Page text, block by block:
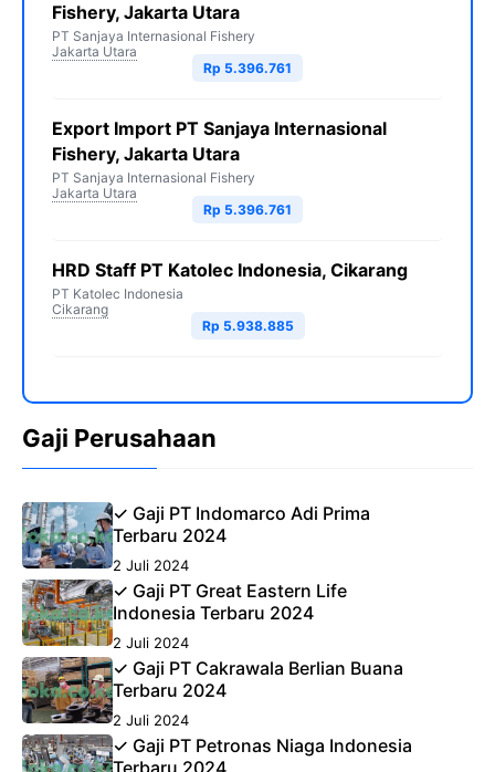
Fishery, Jakarta Utara
PT Sanjaya Internasional Fishery
Jakarta Utara
Rp 5.396.761
Export Import PT Sanjaya Internasional
Fishery, Jakarta Utara
PT Sanjaya Internasional Fishery
Jakarta Utara
Rp 5.396.761
HRD Staff PT Katolec Indonesia, Cikarang
PT Katolec Indonesia
Cikarang
Rp 5.938.885
Gaji Perusahaan
✓ Gaji PT Indomarco Adi Prima
Terbaru 2024
2 Juli 2024
✓ Gaji PT Great Eastern Life
Indonesia Terbaru 2024
2 Juli 2024
✓ Gaji PT Cakrawala Berlian Buana
Terbaru 2024
2 Juli 2024
✓ Gaji PT Petronas Niaga Indonesia